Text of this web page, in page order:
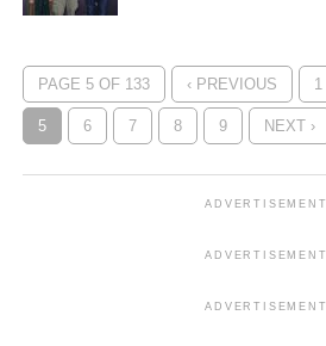
PAGE 5 OF 133 ‹ PREVIOUS 1
5 6 7 8 9 NEXT ›
ADVERTISEMENT
ADVERTISEMENT
ADVERTISEMENT